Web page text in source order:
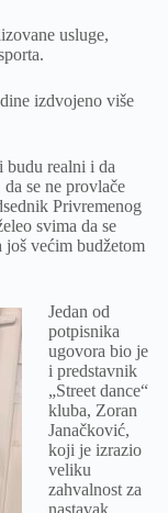
usluge,
izdvojeno više
budu realni i da
se ne provlače
Privremenog
svima da se
još većim budžetom
Jedan od
potpisnika
ugovora bio je
i predstavnik
„Street dance“
kluba, Zoran
Janačković,
koji je izrazio
veliku
zahvalnost za
nastavak